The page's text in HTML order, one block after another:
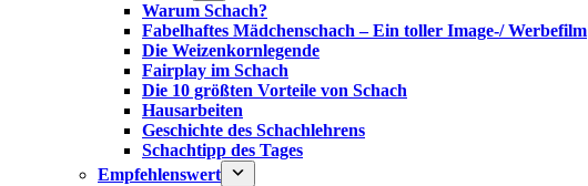
Warum Schach?
Fabelhaftes Mädchenschach – Ein toller Image-/ Werbefilm
Die Weizenkornlegende
Fairplay im Schach
Die 10 größten Vorteile von Schach‎
Hausarbeiten
Geschichte des Schachlehrens
Schachtipp des Tages
Empfehlenswert